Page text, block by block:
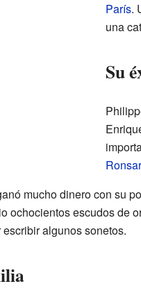
París.
una
Su
mucho dinero con su
ochocientos escudos de
algunos sonetos.